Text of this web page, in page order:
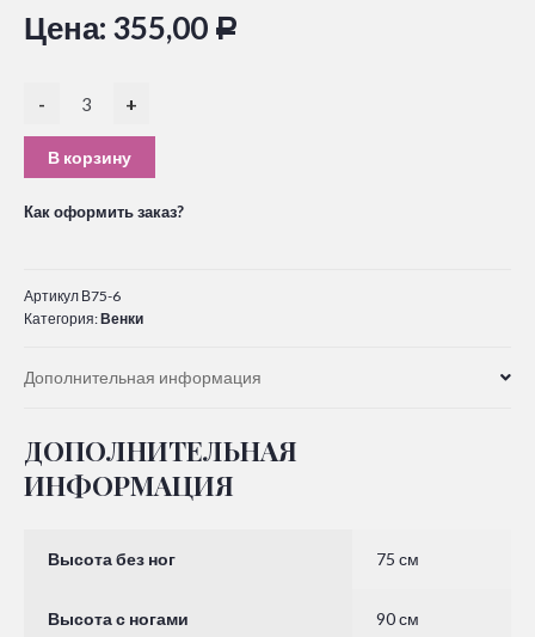
Цена: 355,00 Р
- +
В корзину
Как оформить заказ?
Артикул В75-6
Категория:Венки
Дополнительная информация
ДОПОЛНИТЕЛЬНАЯ
ИНФОРМАЦИЯ
Высота без ног 75 см
Высота с ногами 90 см